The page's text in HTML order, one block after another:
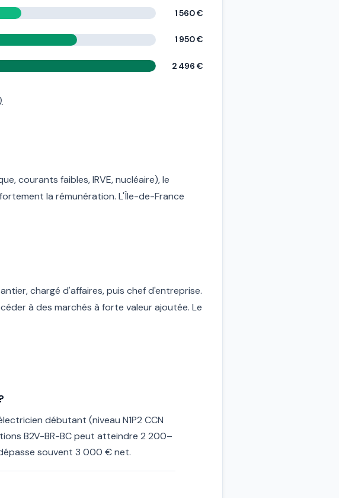
1 560 €
1 950 €
2 496 €
courants faibles, IRVE, nucléaire), le
la rémunération. L'Île-de-France
chargé d'affaires, puis chef d'entreprise.
à des marchés à forte valeur ajoutée. Le
débutant (niveau N1P2 CCN
B2V-BR-BC peut atteindre 2 200–
souvent 3 000 € net.